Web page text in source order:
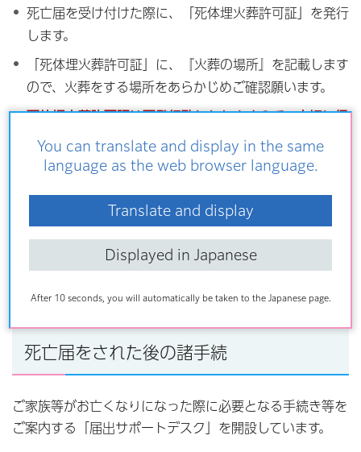
You can translate and display in the same
language as the web browser language.
Translate and display
Displayed in Japanese
After 10 seconds, you will automatically be taken to the Japanese page.
死亡届を受け付けた際に、「死体埋火葬許可証」を発行
します。
「死体埋火葬許可証」に、『火葬の場所』を記載します
ので、火葬をする場所をあらかじめご確認願います。
死体埋火葬許可証は再発行致しかねますので、大切に保
管してください。
区民葬儀については、下記リンク先をご参照ください。
死亡届をされた後の諸手続
ご家族等がお亡くなりになった際に必要となる手続き等を
ご案内する「届出サポートデスク」を開設しています。